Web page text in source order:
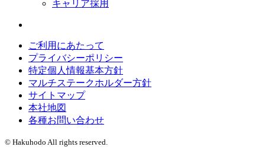
キャリア採用
ご利用にあたって
プライバシーポリシー
特定個人情報基本方針
マルチステークホルダー方針
サイトマップ
本社地図
各種お問い合わせ
© Hakuhodo All rights reserved.